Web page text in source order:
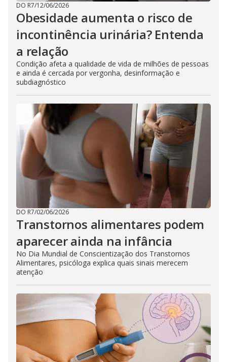
DO R7/12/06/2026
Obesidade aumenta o risco de
incontinência urinária? Entenda
a relação
Condição afeta a qualidade de vida de milhões de pessoas
e ainda é cercada por vergonha, desinformação e
subdiagnóstico
DO R7/02/06/2026
Transtornos alimentares podem
aparecer ainda na infância
No Dia Mundial de Conscientização dos Transtornos
Alimentares, psicóloga explica quais sinais merecem
atenção